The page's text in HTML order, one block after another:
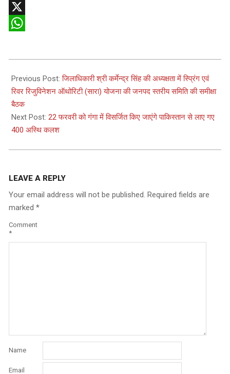
Telegram
X
02-
18
Previous Post:जिलाधिकारी श्री कर्मेन्द्र सिंह की अध्यक्षता में स्प्रिंग एवं
रिवर रिजुविनेशन ऑथोरिटी (सारा) योजना की जनपद स्तरीय समिति की समीक्षा
बैठक
Next Post: 22 फरवरी को गंगा में विसर्जित किए जाएंगे पाकिस्तान से लाए गए
400 अस्थि कलश
LEAVE A REPLY
Your email address will not be published. Required fields are
marked *
Comment
*
Name
Email